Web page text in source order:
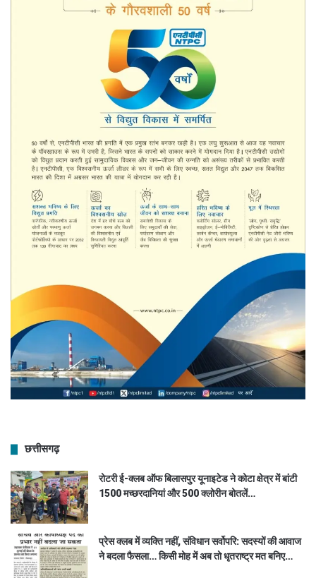
छत्तीसगढ़
रोटरी ई-क्लब ऑफ बिलासपुर यूनाइटेड ने कोटा क्षेत्र में बांटी
1500 मच्छरदानियां और 500 क्लोरीन बोतलें…
प्रेस क्लब में व्यक्ति नहीं, संविधान सर्वोपरि: सदस्यों की आवाज
ने बदला फैसला… किसी मोह में अब तो धृतराष्ट्र मत बनिए…